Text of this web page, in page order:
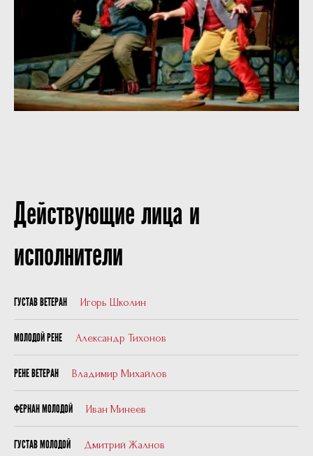
Действующие лица и
исполнители
ГУСТАВ ВЕТЕРАН Игорь Школин
МОЛОДОЙ РЕНЕ Александр Тихонов
РЕНЕ ВЕТЕРАН Владимир Михайлов
ФЕРНАН МОЛОДОЙ Иван Минеев
ГУСТАВ МОЛОДОЙ Дмитрий Жалнов